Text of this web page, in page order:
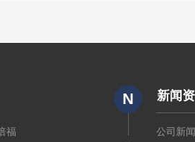
福
N 新闻
公司新